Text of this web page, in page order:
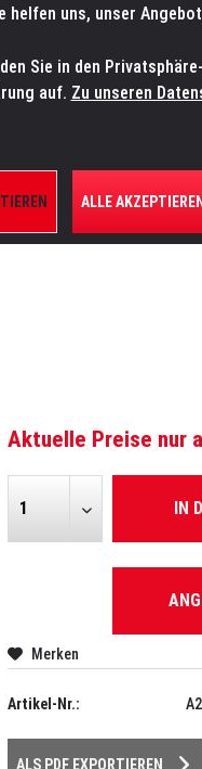
SERVICE-
ÜBER UNS
Aktuelle Preise nur
IN
Merken
Artikel-Nr.:
ALS PDF EXPORTIEREN
uns, unser
Sie in den
auf. Zu unseren
ALLE AKZEPTIEREN